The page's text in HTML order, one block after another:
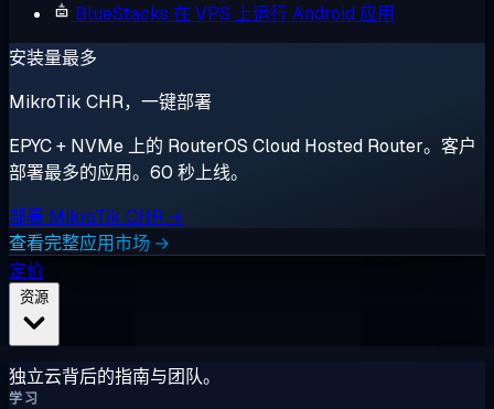
BlueStacks 在 VPS 上运行 Android 应用
安装量最多
MikroTik CHR，一键部署
EPYC + NVMe 上的 RouterOS Cloud Hosted Router。客户
部署最多的应用。60 秒上线。
部署 MikroTik CHR →
查看完整应用市场 →
定价
独立云背后的指南与团队。
学习